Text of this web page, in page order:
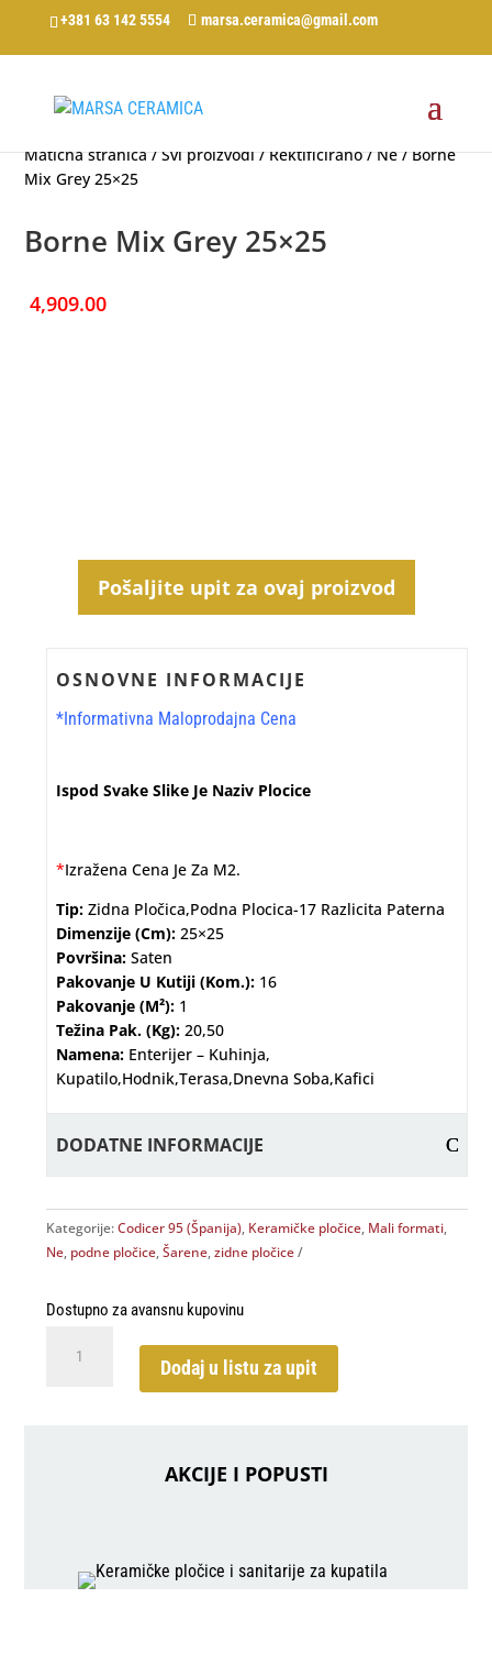
+381 63 142 5554 marsa.ceramica@gmail.com
Matična stranica/Svi proizvodi/Rektificirano/Ne/ Borne
Mix Grey 25×25
Borne Mix Grey 25×25
4,909.00
Pošaljite upit za ovaj proizvod
OSNOVNE INFORMACIJE
*Informativna Maloprodajna Cena
Ispod Svake Slike Je Naziv Plocice
*Izražena Cena Je Za M2.
Tip: Zidna Pločica,podna Plocica-17 Razlicita Paterna
Dimenzije (cm): 25×25
Površina: Saten
Pakovanje U Kutiji (kom.): 16
Pakovanje (m²): 1
Težina Pak. (kg): 20,50
Namena: Enterijer – Kuhinja,
Kupatilo,hodnik,terasa,dnevna Soba,kafici
DODATNE INFORMACIJE
Kategorije:Codicer 95 (Španija), Keramičke pločice, Mali formati,
Ne, podne pločice,Šarene,zidne pločice
Dostupno za avansnu kupovinu
Dodaj u listu za upit
AKCIJE I POPUSTI